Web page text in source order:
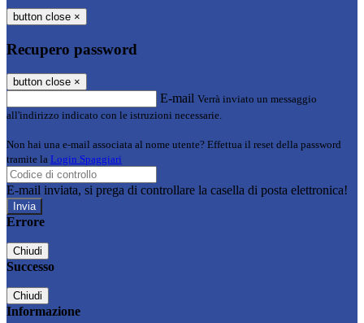
button close ×
Recupero password
button close ×
E-mail Verrà inviato un messaggio
all'indirizzo indicato con le istruzioni necessarie.
Non hai una e-mail associata al nome utente? Effettua il reset della password
tramite la Login Spaggiari
E-mail inviata, si prega di controllare la casella di posta elettronica!
Errore
Chiudi
Successo
Chiudi
Informazione